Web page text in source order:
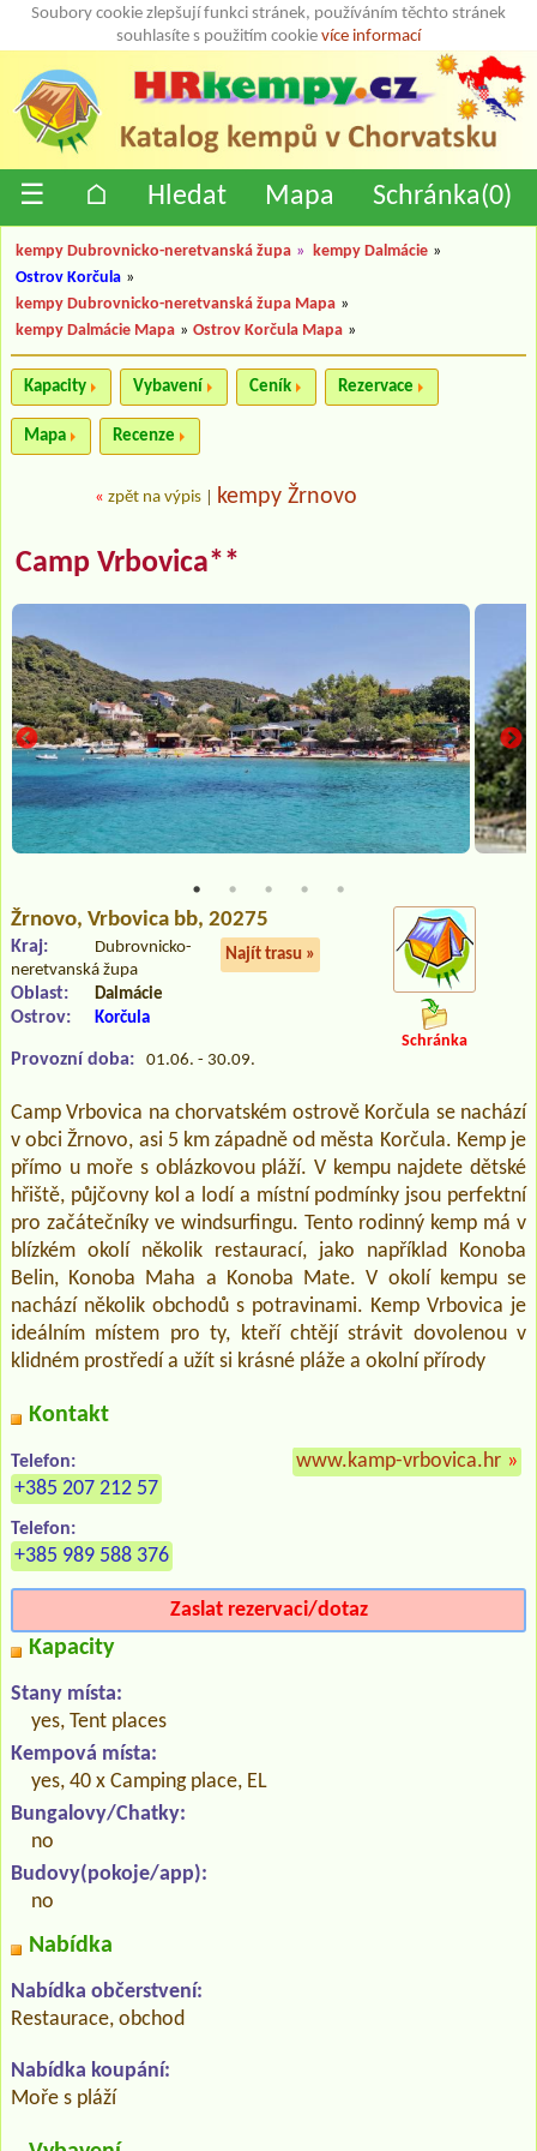
Soubory cookie zlepšují funkci stránek, používáním těchto stránek
souhlasíte s použitím cookie více informací
☰ ⌂ Hledat Mapa Schránka(0)
kempy Dubrovnicko-neretvanská župa » kempy Dalmácie »
Ostrov Korčula »
kempy Dubrovnicko-neretvanská župa Mapa »
kempy Dalmácie Mapa » Ostrov Korčula Mapa »
Kapacity Vybavení Ceník Rezervace
Mapa Recenze
« zpět na výpis kempy Žrnovo
Camp Vrbovica**
Žrnovo, Vrbovica bb, 20275
Najít trasu »
Kraj:
Dubrovnicko-
neretvanská župa
Oblast: Dalmácie
Ostrov: Korčula
Provozní doba: 01.06. - 30.09.
Schránka
Camp Vrbovica na chorvatském ostrově Korčula se nachází
v obci Žrnovo, asi 5 km západně od města Korčula. Kemp je
přímo u moře s oblázkovou pláží. V kempu najdete dětské
hřiště, půjčovny kol a lodí a místní podmínky jsou perfektní
pro začátečníky ve windsurfingu. Tento rodinný kemp má v
blízkém okolí několik restaurací, jako například Konoba
Belin, Konoba Maha a Konoba Mate. V okolí kempu se
nachází několik obchodů s potravinami. Kemp Vrbovica je
ideálním místem pro ty, kteří chtějí strávit dovolenou v
klidném prostředí a užít si krásné pláže a okolní přírody
Kontakt
Telefon:
+385 207 212 57
Telefon:
+385 989 588 376
www.kamp-vrbovica.hr »
Zaslat rezervaci/dotaz
Kapacity
Stany místa:
yes, Tent places
Kempová místa:
yes, 40 x Camping place, EL
Bungalovy/Chatky:
no
Budovy(pokoje/app):
no
Nabídka
Nabídka občerstvení:
Restaurace, obchod
Nabídka koupání:
Moře s pláží